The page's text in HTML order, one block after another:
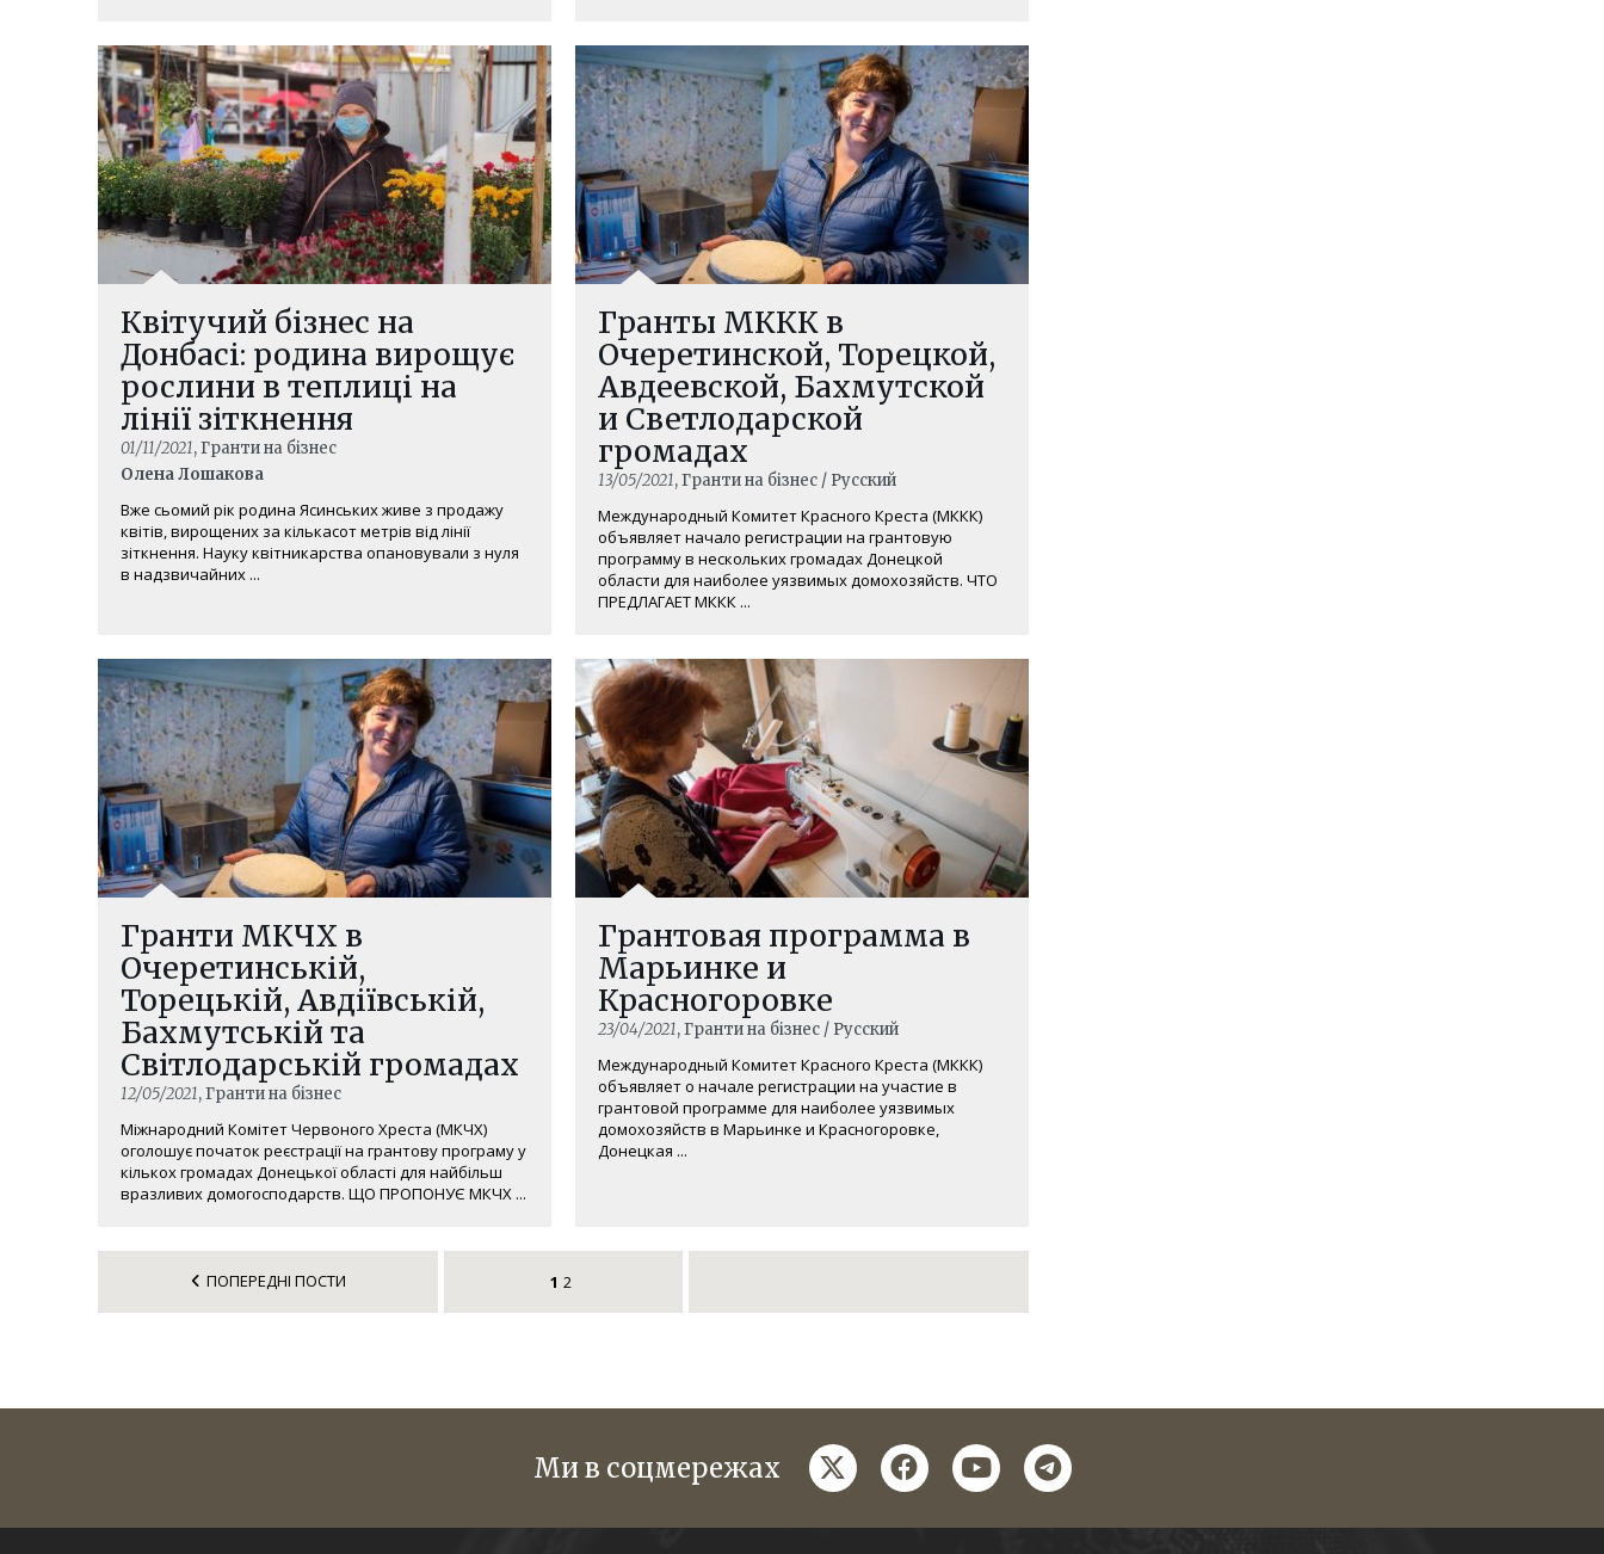
Квітучий бізнес на
Донбасі: родина вирощує
рослини в теплиці на
лінії зіткнення
01/11/2021, Гранти на бізнес
Олена Лошакова
Вже сьомий рік родина Ясинських живе з продажу
квітів, вирощених за кількасот метрів від лінії
зіткнення. Науку квітникарства опановували з нуля
в надзвичайних ...
Гранты МККК в
Очеретинской, Торецкой,
Авдеевской, Бахмутской
и Светлодарской
громадах
13/05/2021, Гранти на бізнес / Русский
Международный Комитет Красного Креста (МККК)
объявляет начало регистрации на грантовую
программу в нескольких громадах Донецкой
области для наиболее уязвимых домохозяйств. ЧТО
ПРЕДЛАГАЕТ МККК ...
Гранти МКЧХ в
Очеретинській,
Торецькій, Авдіївській,
Бахмутській та
Світлодарській громадах
12/05/2021, Гранти на бізнес
Міжнародний Комітет Червоного Хреста (МКЧХ)
оголошує початок реєстрації на грантову програму у
кількох громадах Донецької області для найбільш
вразливих домогосподарств. ЩО ПРОПОНУЄ МКЧХ ...
Грантовая программа в
Марьинке и
Красногоровке
23/04/2021, Гранти на бізнес / Русский
Международный Комитет Красного Креста (МККК)
объявляет о начале регистрации на участие в
грантовой программе для наиболее уязвимых
домохозяйств в Марьинке и Красногоровке,
Донецкая ...
ПОПЕРЕДНІ ПОСТИ 1 2
Ми в соцмережах twitterfacebookyoutubetelegram